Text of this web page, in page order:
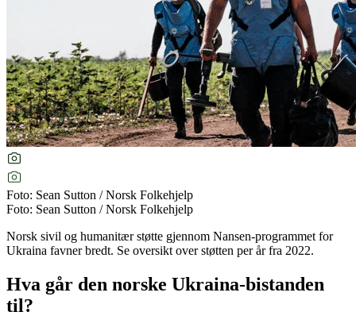
Foto: Sean Sutton / Norsk Folkehjelp
Foto: Sean Sutton / Norsk Folkehjelp
Norsk sivil og humanitær støtte gjennom Nansen-programmet for
Ukraina favner bredt. Se oversikt over støtten per år fra 2022.
Hva går den norske Ukraina-bistanden
til?